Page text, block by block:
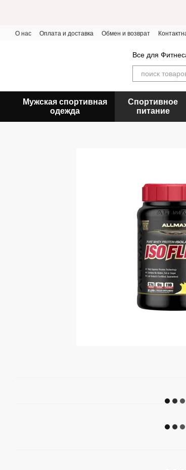
О нас Оплата и доставка Обмен и возврат
Все для
Мужская спортивная
одежда
Спортивное
питание